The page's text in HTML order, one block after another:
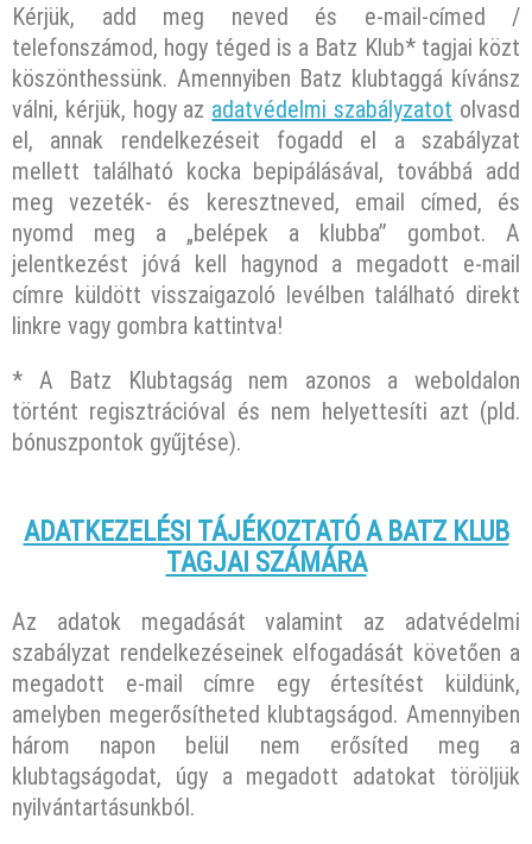
Kérjük, add meg neved és e-mail-címed /
telefonszámod, hogy téged is a Batz Klub* tagjai közt
köszönthessünk. Amennyiben Batz klubtaggá kívánsz
válni, kérjük, hogy az adatvédelmi szabályzatot olvasd
el, annak rendelkezéseit fogadd el a szabályzat
mellett található kocka bepipálásával, továbbá add
meg vezeték- és keresztneved, email címed, és
nyomd meg a „belépek a klubba” gombot. A
jelentkezést jóvá kell hagynod a megadott e-mail
címre küldött visszaigazoló levélben található direkt
linkre vagy gombra kattintva!
* A Batz Klubtagság nem azonos a weboldalon
történt regisztrációval és nem helyettesíti azt (pld.
bónuszpontok gyűjtése).
ADATKEZELÉSI TÁJÉKOZTATÓ A BATZ KLUB
TAGJAI SZÁMÁRA
Az adatok megadását valamint az adatvédelmi
szabályzat rendelkezéseinek elfogadását követően a
megadott e-mail címre egy értesítést küldünk,
amelyben megerősítheted klubtagságod. Amennyiben
három napon belül nem erősíted meg a
klubtagságodat, úgy a megadott adatokat töröljük
nyilvántartásunkból.